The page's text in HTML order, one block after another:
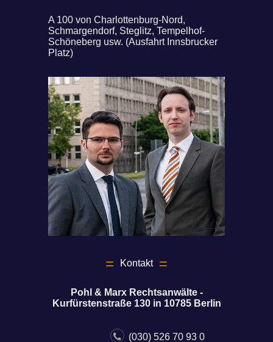
A 100 von Charlottenburg-Nord,
Schmargendorf, Steglitz, Tempelhof-
Schöneberg usw. (Ausfahrt Innsbrucker
Platz)
Kontakt
Pohl & Marx Rechtsanwälte -
Kurfürstenstraße 130 in 10785 Berlin
(030) 526 70 93 0